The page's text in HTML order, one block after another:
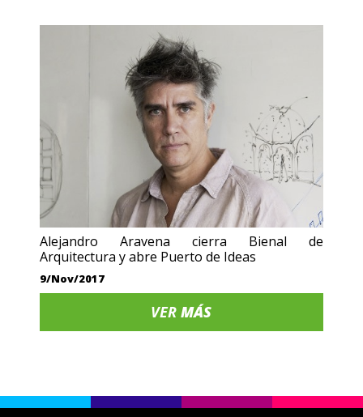
Alejandro Aravena cierra Bienal de
Arquitectura y abre Puerto de Ideas
9/Nov/2017
VERMÁS